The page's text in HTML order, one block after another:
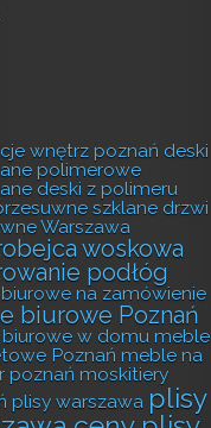
wnętrz poznań deski
polimerowe
deski z polimeru
szklane drzwi
Warszawa
woskowa
podłóg
na zamówienie
biurowe Poznań
w domu meble
Poznań meble na
poznań moskitiery
plisy warszawa plisy